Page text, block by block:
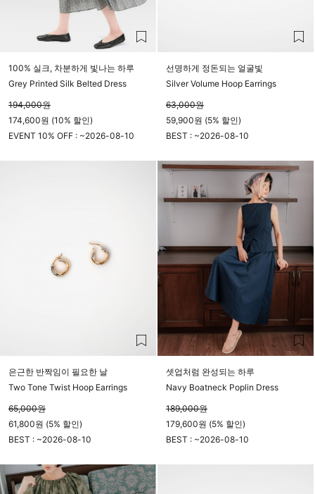
100% 실크, 차분하게 빛나는 하루
Grey Printed Silk Belted Dress
194,000원
174,600원 (10% 할인)
EVENT 10% OFF : ~2026-08-10
선명하게 정돈되는 얼굴빛
Silver Volume Hoop Earrings
63,000원
59,900원 (5% 할인)
BEST : ~2026-08-10
은근한 반짝임이 필요한 날
Two Tone Twist Hoop Earrings
65,000원
61,800원 (5% 할인)
BEST : ~2026-08-10
셋업처럼 완성되는 하루
Navy Boatneck Poplin Dress
189,000원
179,600원 (5% 할인)
BEST : ~2026-08-10